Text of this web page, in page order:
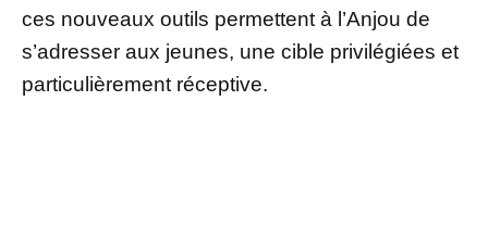
ces nouveaux outils permettent à l’Anjou de
s’adresser aux jeunes, une cible privilégiées et
particulièrement réceptive.